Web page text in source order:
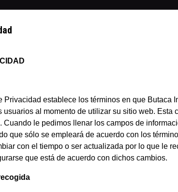
Privacidad establece los términos en que Butaca
usuarios al momento de utilizar su sitio web.
Cuando le pedimos llenar los campos de
que sólo se empleará de acuerdo con los
con el tiempo o ser actualizada por lo que le
que está de acuerdo con dichos cambios.